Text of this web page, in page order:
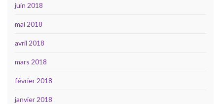
juin 2018
mai 2018
avril 2018
mars 2018
février 2018
janvier 2018